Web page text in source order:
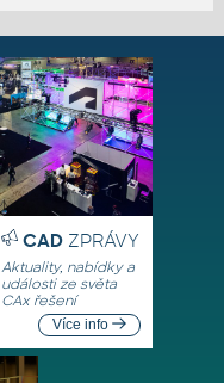
CADZPRÁVY
Aktuality, nabídky a
události ze světa
CAx řešení
Více info